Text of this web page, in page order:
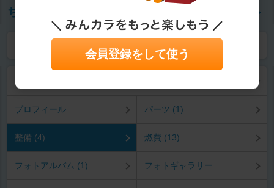
ちぼ。
ベスパ プリマベーラ150
プロフィール パーツ (1)
整備 (4) 燃費 (13)
フォトアルバム (1) フォトギャラリー
会員登録をして使う